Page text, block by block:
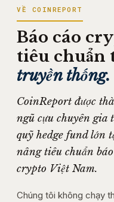
VỀ COINREPORT
Báo cáo
tiêu chuẩn
truyền thống.
CoinReport được
ngũ cựu chuyên gia
quỹ hedge fund lớn
nâng tiêu chuẩn
crypto Việt Nam.
Chúng tôi không chạy